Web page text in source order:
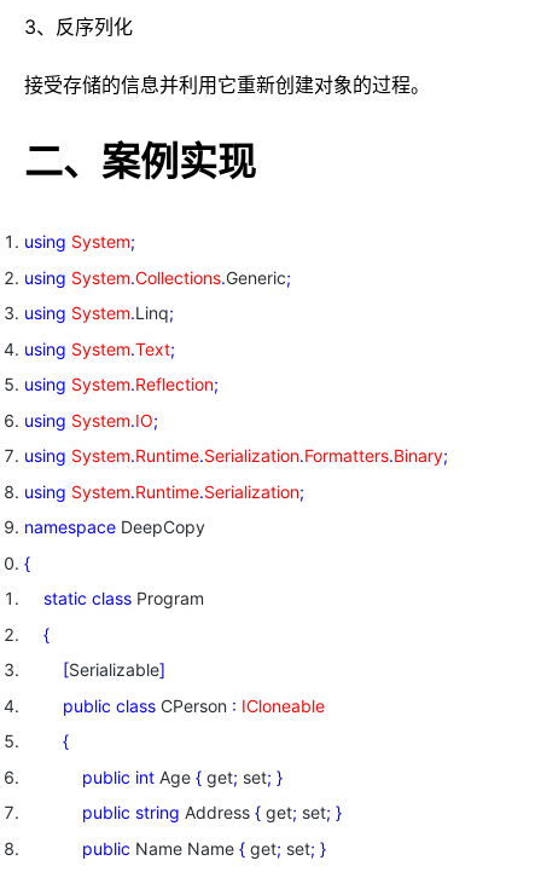
3、反序列化
接受存储的信息并利用它重新创建对象的过程。
二、案例实现
using System;
using System.Collections.Generic;
using System.Linq;
using System.Text;
using System.Reflection;
using System.IO;
using System.Runtime.Serialization.Formatters.Binary;
using System.Runtime.Serialization;
namespace DeepCopy
{
static class Program
{
[Serializable]
public class CPerson : ICloneable
{
public int Age { get; set; }
public string Address { get; set; }
public Name Name { get; set; }